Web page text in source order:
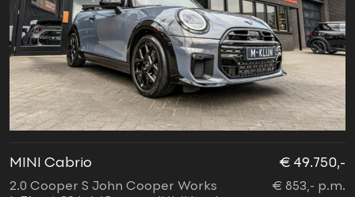
MINI Cabrio
2.0 Cooper S John Cooper Works
€ 49.750,-
€ 853,- p.m.